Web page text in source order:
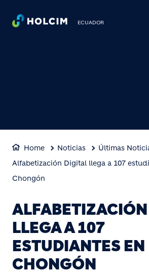
ECUADOR
Home Noticias
Últimas
Alfabetización Digital llega a 107
Chongón
LLEGA A 107
ESTUDIANTES EN
CHONGÓN